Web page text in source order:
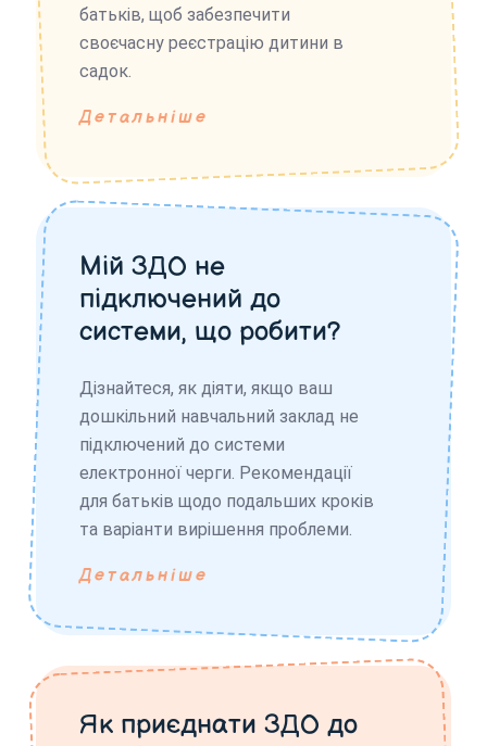
батьків, щоб забезпечити
своєчасну реєстрацію дитини в
садок.
Детальніше
Мій ЗДО не
підключений до
системи, що робити?
Дізнайтеся, як діяти, якщо ваш
дошкільний навчальний заклад не
підключений до системи
електронної черги. Рекомендації
для батьків щодо подальших кроків
та варіанти вирішення проблеми.
Детальніше
Як приєднати ЗДО до